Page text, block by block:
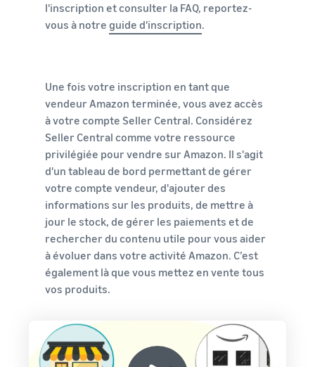
l'inscription et consulter la FAQ, reportez-
vous à notre guide d'inscription.
Une fois votre inscription en tant que
vendeur Amazon terminée, vous avez accès
à votre compte Seller Central. Considérez
Seller Central comme votre ressource
privilégiée pour vendre sur Amazon. Il s'agit
d'un tableau de bord permettant de gérer
votre compte vendeur, d'ajouter des
informations sur les produits, de mettre à
jour le stock, de gérer les paiements et de
rechercher du contenu utile pour vous aider
à évoluer dans votre activité Amazon. C’est
également là que vous mettez en vente tous
vos produits.